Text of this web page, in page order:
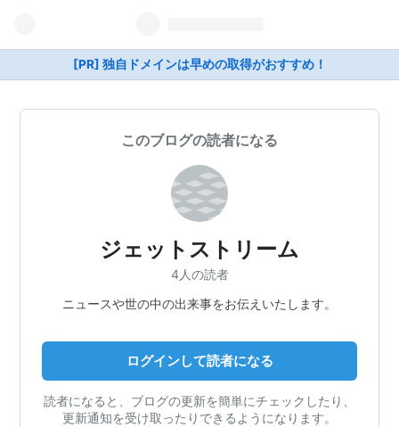
[PR] 独自ドメインは早めの取得がおすすめ！
このブログの読者になる
ジェットストリーム
4人の読者
ニュースや世の中の出来事をお伝えいたします。
ログインして読者になる
読者になると、ブログの更新を簡単にチェックしたり、
更新通知を受け取ったりできるようになります。